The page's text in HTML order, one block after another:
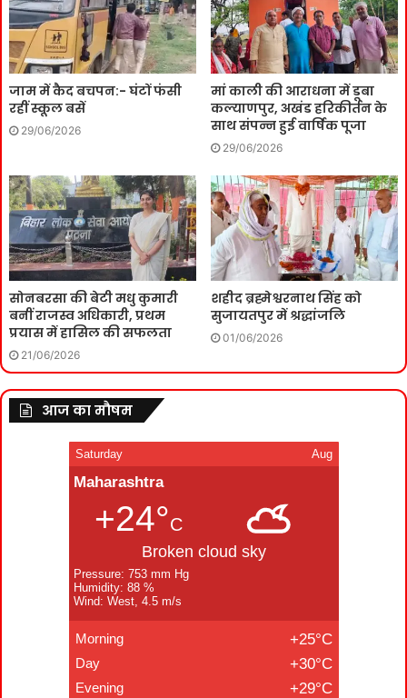
जाम में कैद बचपन:- घंटों फंसी
रहीं स्कूल बसें
29/06/2026
मां काली की आराधना में डूबा
कल्याणपुर, अखंड हरिकीर्तन के
साथ संपन्न हुई वार्षिक पूजा
29/06/2026
सोनबरसा की बेटी मधु कुमारी
बनीं राजस्व अधिकारी, प्रथम
प्रयास में हासिल की सफलता
21/06/2026
शहीद ब्रह्मेश्वरनाथ सिंह को
सुजायतपुर में श्रद्धांजलि
01/06/2026
आज का मौषम
Saturday Aug
Maharashtra
+24°C
Broken cloud sky
Pressure: 753 mm Hg
Humidity: 88 %
Wind: West, 4.5 m/s
Morning +25°C
Day +30°C
Evening +29°C